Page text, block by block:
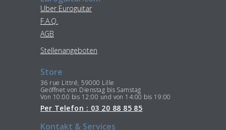
Uber Euroguitar
F.A.Q.
AGB
Stellenangeboten
Store
36 rue Littré, 59000 Lille
Geöffnet von Dienstag bis Samstag
Von 10:00 bis 12:00 und von 14:00 bis 19:00
Per Telefon : 03 20 88 85 85
Kontakt & Services